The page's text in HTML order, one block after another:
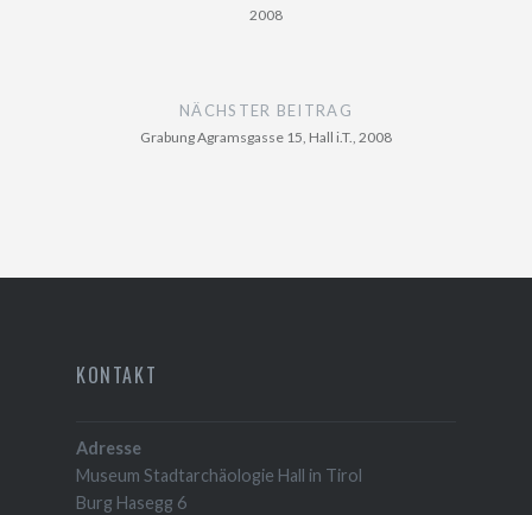
2008
NÄCHSTER BEITRAG
Grabung Agramsgasse 15, Hall i.T., 2008
KONTAKT
Adresse
Museum Stadtarchäologie Hall in Tirol
Burg Hasegg 6